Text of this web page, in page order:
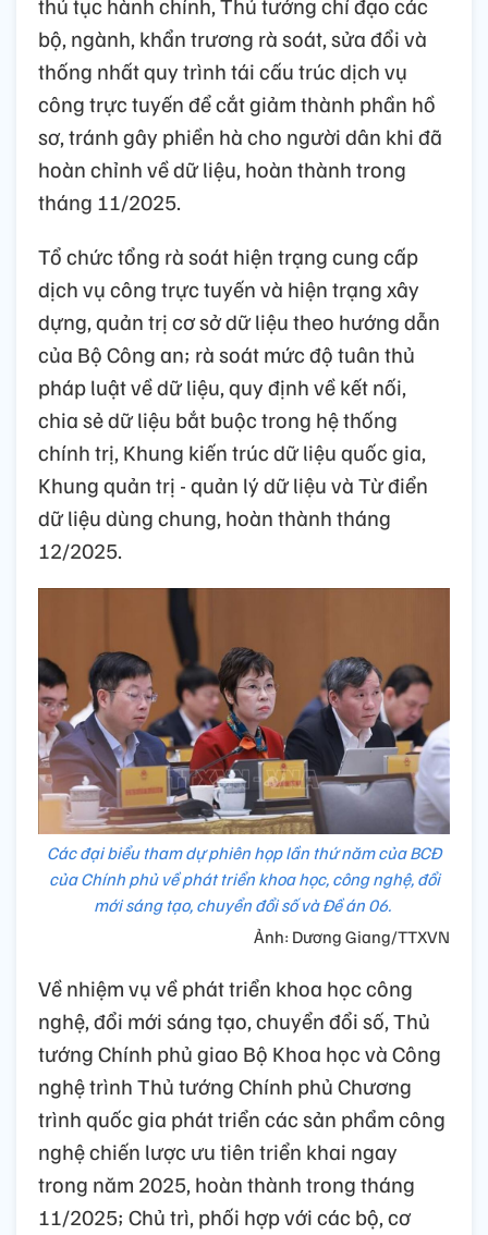
bộ, ngành, khẩn trương rà soát, sửa đổi và
thống nhất quy trình tái cấu trúc dịch vụ
công trực tuyến để cắt giảm thành phần hồ
sơ, tránh gây phiền hà cho người dân khi đã
hoàn chỉnh về dữ liệu, hoàn thành trong
tháng 11/2025.
Tổ chức tổng rà soát hiện trạng cung cấp
dịch vụ công trực tuyến và hiện trạng xây
dựng, quản trị cơ sở dữ liệu theo hướng dẫn
của Bộ Công an; rà soát mức độ tuân thủ
pháp luật về dữ liệu, quy định về kết nối,
chia sẻ dữ liệu bắt buộc trong hệ thống
chính trị, Khung kiến trúc dữ liệu quốc gia,
Khung quản trị - quản lý dữ liệu và Từ điển
dữ liệu dùng chung, hoàn thành tháng
12/2025.
Các đại biểu tham dự phiên họp lần thứ năm của BCĐ
của Chính phủ về phát triển khoa học, công nghệ, đổi
mới sáng tạo, chuyển đổi số và Đề án 06.
Ảnh: Dương Giang/TTXVN
Về nhiệm vụ về phát triển khoa học công
nghệ, đổi mới sáng tạo, chuyển đổi số, Thủ
tướng Chính phủ giao Bộ Khoa học và Công
nghệ trình Thủ tướng Chính phủ Chương
trình quốc gia phát triển các sản phẩm công
nghệ chiến lược ưu tiên triển khai ngay
trong năm 2025, hoàn thành trong tháng
11/2025; Chủ trì, phối hợp với các bộ, cơ